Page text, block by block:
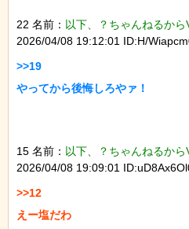
22 名前： 以下、？ちゃんねるか
2026/04/08 19:12:01 ID:H/
>>19
やってから後悔しろやァ！
15 名前： 以下、？ちゃんねるか
2026/04/08 19:09:01
>>12
えー塩だわ